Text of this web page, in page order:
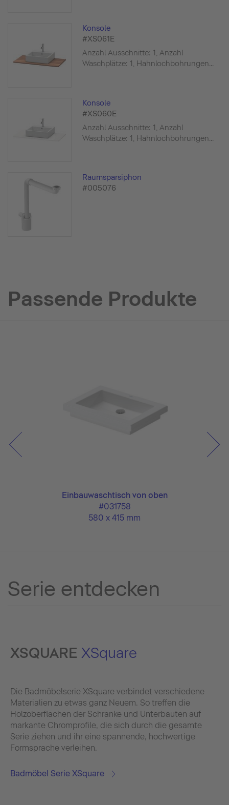
Konsole
#XS061E
Anzahl Ausschnitte: 1, Anzahl
Waschplätze: 1, Hahnlochbohrungen...
Konsole
#XS060E
Anzahl Ausschnitte: 1, Anzahl
Waschplätze: 1, Hahnlochbohrungen...
Raumsparsiphon
#005076
Passende Produkte
Einbauwaschtisch von oben
#031758
580 x 415 mm
Serie entdecken
XSQUARE XSquare
Die Badmöbelserie XSquare verbindet verschiedene
Materialien zu etwas ganz Neuem. So treffen die
Holzoberflächen der Schränke und Unterbauten auf
markante Chromprofile, die sich durch die gesamte
Serie ziehen und ihr eine spannende, hochwertige
Formsprache verleihen.
Badmöbel Serie XSquare